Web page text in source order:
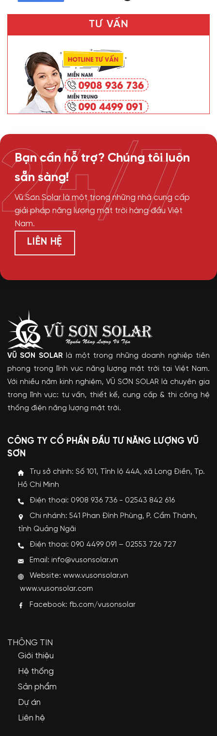
TƯ VẤN
Bạn cần hỗ trợ? Chúng tôi luôn
sẵn sàng!
Vũ Sơn Solar là một trong những nhà cung cấp
giải pháp năng lượng mặt trời hàng đầu Việt
Nam.
LIÊN HỆ
24/7
VŨ SƠN SOLAR là một trong những doanh nghiệp tiên
phong trong lĩnh vực năng lượng mặt trời tại Việt Nam.
Với nhiều năm kinh nghiệm, VŨ SƠN SOLAR là chuyên gia
trong lĩnh vực: tư vấn, thiết kế, cung cấp & thi công hệ
thống điện năng lượng mặt trời.
CÔNG TY CỔ PHẦN ĐẦU TƯ NĂNG LƯỢNG VŨ
SƠN
Trụ sở chính: Số 101, Tỉnh lộ 44A, xã Long Điền, Tp.
Hồ Chí Minh
Điện thoại: 0908 936 736 - 02543 842 616
Chi nhánh: 541 Phan Đình Phùng, P. Cẩm Thành,
tỉnh Quảng Ngãi
Điện thoại: 090 4499 091 – 02553 726 727
Email: info@vusonsolar.vn
Website:www.vusonsolar.vn
www.vusonsolar.com
Facebook: fb.com/vusonsolar
THÔNG TIN
Giới thiệu
Hệ thống
Sản phẩm
Dự án
Liên hệ